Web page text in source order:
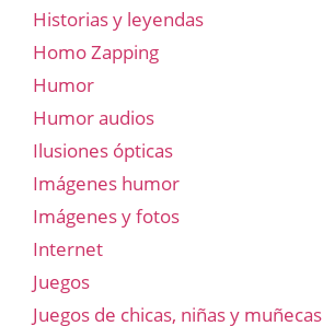
Historias y leyendas
Homo Zapping
Humor
Humor audios
Ilusiones ópticas
Imágenes humor
Imágenes y fotos
Internet
Juegos
Juegos de chicas, niñas y muñecas